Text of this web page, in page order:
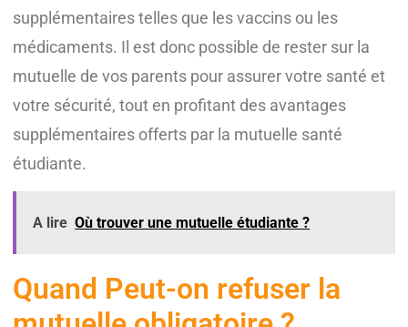
supplémentaires telles que les vaccins ou les
médicaments. Il est donc possible de rester sur la
mutuelle de vos parents pour assurer votre santé et
votre sécurité, tout en profitant des avantages
supplémentaires offerts par la mutuelle santé
étudiante.
A lire Où trouver une mutuelle étudiante ?
Quand Peut-on refuser la